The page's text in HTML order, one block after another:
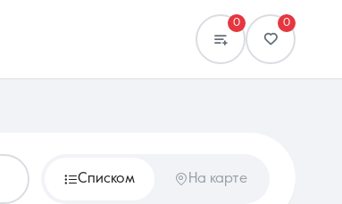
0 0
Списком На карте